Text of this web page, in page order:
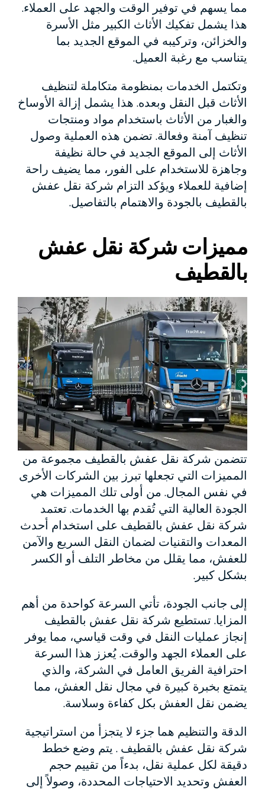
مما يسهم في توفير الوقت والجهد على العملاء.
هذا يشمل تفكيك الأثاث الكبير مثل الأسرة
والخزائن، وتركيبه في الموقع الجديد بما
يتناسب مع رغبة العميل.
وتكتمل الخدمات بمنظومة متكاملة لتنظيف
الأثاث قبل النقل وبعده. هذا يشمل إزالة الأوساخ
والغبار من الأثاث باستخدام مواد ومنتجات
تنظيف آمنة وفعالة. تضمن هذه العملية وصول
الأثاث إلى الموقع الجديد في حالة نظيفة
وجاهزة للاستخدام على الفور، مما يضيف راحة
إضافية للعملاء ويؤكد التزام شركة نقل عفش
بالقطيف بالجودة والاهتمام بالتفاصيل.
مميزات شركة نقل عفش
بالقطيف
تتضمن شركة نقل عفش بالقطيف مجموعة من
المميزات التي تجعلها تبرز بين الشركات الأخرى
في نفس المجال. من أولى تلك المميزات هي
الجودة العالية التي تُقدم بها الخدمات. تعتمد
شركة نقل عفش بالقطيف على استخدام أحدث
المعدات والتقنيات لضمان النقل السريع والآمن
للعفش، مما يقلل من مخاطر التلف أو الكسر
بشكل كبير.
إلى جانب الجودة، تأتي السرعة كواحدة من أهم
المزايا. تستطيع شركة نقل عفش بالقطيف
إنجاز عمليات النقل في وقت قياسي، مما يوفر
على العملاء الجهد والوقت. يُعزز هذا السرعة
احترافية الفريق العامل في الشركة، والذي
يتمتع بخبرة كبيرة في مجال نقل العفش، مما
يضمن نقل العفش بكل كفاءة وسلاسة.
الدقة والتنظيم هما جزء لا يتجزأ من استراتيجية
شركة نقل عفش بالقطيف . يتم وضع خطط
دقيقة لكل عملية نقل، بدءاً من تقييم حجم
العفش وتحديد الاحتياجات المحددة، وصولاً إلى